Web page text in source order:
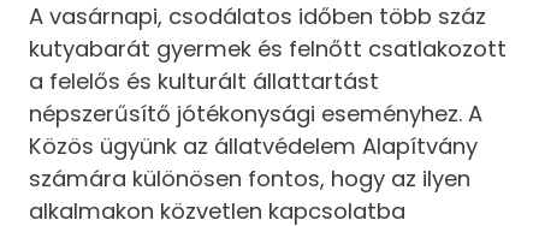
A vasárnapi, csodálatos időben több száz
kutyabarát gyermek és felnőtt csatlakozott
a felelős és kulturált állattartást
népszerűsítő jótékonysági eseményhez. A
Közös ügyünk az állatvédelem Alapítvány
számára különösen fontos, hogy az ilyen
alkalmakon közvetlen kapcsolatba